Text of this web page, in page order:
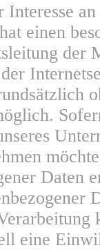
an
einen
der
Daten
eine